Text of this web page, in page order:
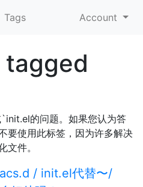
Tags Account
tagged
的问题。如果您认为答
要使用此标签，因为许多解决
文件。
/ init.el代替〜/